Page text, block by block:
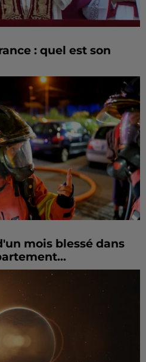
: quel est son
mois blessé dans